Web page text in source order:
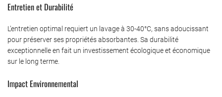
Entretien et Durabilité
L’entretien optimal requiert un lavage à 30-40°C, sans adoucissant
pour préserver ses propriétés absorbantes. Sa durabilité
exceptionnelle en fait un investissement écologique et économique
sur le long terme.
Impact Environnemental